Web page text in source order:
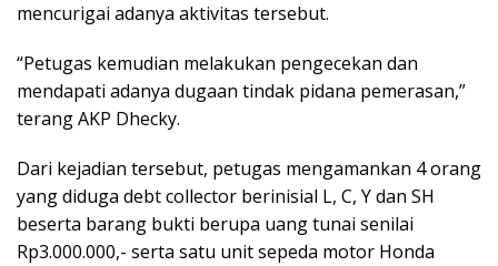
mencurigai adanya aktivitas tersebut.
“Petugas kemudian melakukan pengecekan dan
mendapati adanya dugaan tindak pidana pemerasan,”
terang AKP Dhecky.
Dari kejadian tersebut, petugas mengamankan 4 orang
yang diduga debt collector berinisial L, C, Y dan SH
beserta barang bukti berupa uang tunai senilai
Rp3.000.000,- serta satu unit sepeda motor Honda